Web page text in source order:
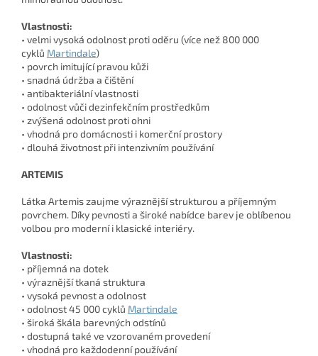
Vlastnosti:
• velmi vysoká odolnost proti oděru (více než 800 000
cyklů Martindale)
• povrch imitující pravou kůži
• snadná údržba a čištění
• antibakteriální vlastnosti
• odolnost vůči dezinfekčním prostředkům
• zvýšená odolnost proti ohni
• vhodná pro domácnosti i komerční prostory
• dlouhá životnost při intenzivním používání
ARTEMIS
Látka Artemis zaujme výraznější strukturou a příjemným
povrchem. Díky pevnosti a široké nabídce barev je oblíbenou
volbou pro moderní i klasické interiéry.
Vlastnosti:
• příjemná na dotek
• výraznější tkaná struktura
• vysoká pevnost a odolnost
• odolnost 45 000 cyklů Martindale
• široká škála barevných odstínů
• dostupná také ve vzorovaném provedení
• vhodná pro každodenní používání